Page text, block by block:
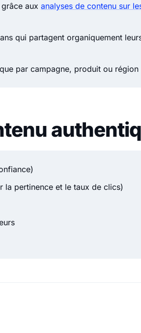
aux analyses de contenu sur
qui partagent organiquement
par campagne, produit ou région
la pertinence et le taux de clics)